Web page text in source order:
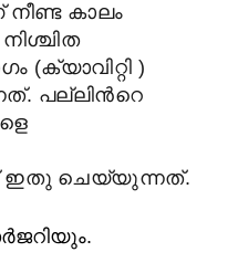
കാലം
)
പല്ലിന്റെ
ഇതു ചെയ്യുന്നത്.
ജറിയും.